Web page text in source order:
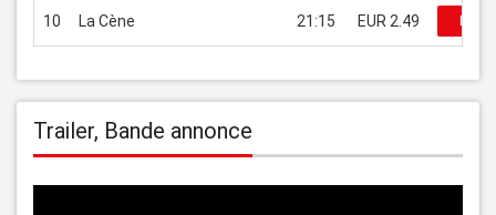
10 La Cène 21:15 EUR 2.49
Trailer, Bande annonce